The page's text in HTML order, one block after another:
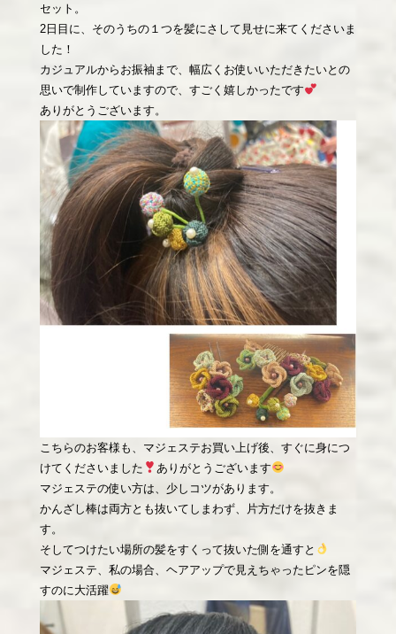
セット。
2日目に、そのうちの１つを髪にさして見せに来てくださいま
した！
カジュアルからお振袖まで、幅広くお使いいただきたいとの
思いで制作していますので、すごく嬉しかったです
ありがとうございます。
こちらのお客様も、マジェステお買い上げ後、すぐに身につ
けてくださいました
ありがとうございます
マジェステの使い方は、少しコツがあります。
かんざし棒は両方とも抜いてしまわず、片方だけを抜きま
す。
そしてつけたい場所の髪をすくって抜いた側を通すと
マジェステ、私の場合、ヘアアップで見えちゃったピンを隠
すのに大活躍